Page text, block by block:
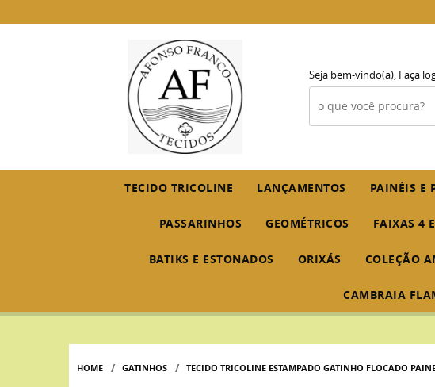
Seja bem-vindo(a), Faça
TECIDO TRICOLINE LANÇAMENTOS PAINÉIS E
PASSARINHOS GEOMÉTRICOS FAIXAS 4
BATIKS E ESTONADOS ORIXÁS COLEÇÃO
CAMBRAIA
HOME GATINHOS TECIDO TRICOLINE ESTAMPADO GATINHO FLOCADO